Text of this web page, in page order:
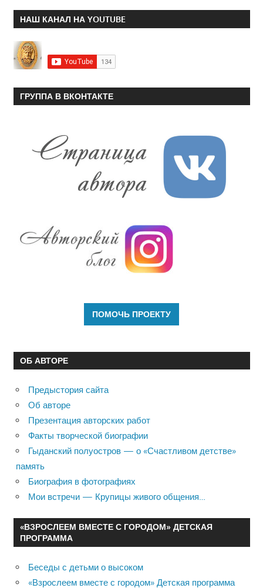
НАШ КАНАЛ НА YOUTUBE
ГРУППА В ВКОНТАКТЕ
ОБ АВТОРЕ
Предыстория сайта
Об авторе
Презентация авторских работ
Факты творческой биографии
Гыданский полуостров — о «Счастливом детстве»
память
Биография в фотографиях
Мои встречи — Крупицы живого общения…
«ВЗРОСЛЕЕМ ВМЕСТЕ С ГОРОДОМ» ДЕТСКАЯ
ПРОГРАММА
Беседы с детьми о высоком
«Взрослеем вместе с городом» Детская программа